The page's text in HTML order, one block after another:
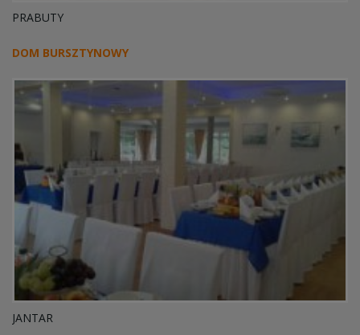
PRABUTY
DOM BURSZTYNOWY
JANTAR